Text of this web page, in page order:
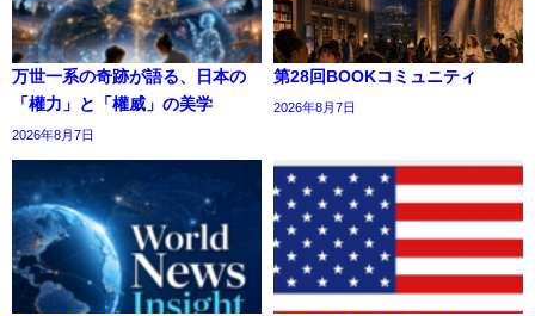
万世一系の奇跡が語る、日本の
「權力」と「權威」の美学
2026年8月7日
第28回BOOKコミュニティ
2026年8月7日